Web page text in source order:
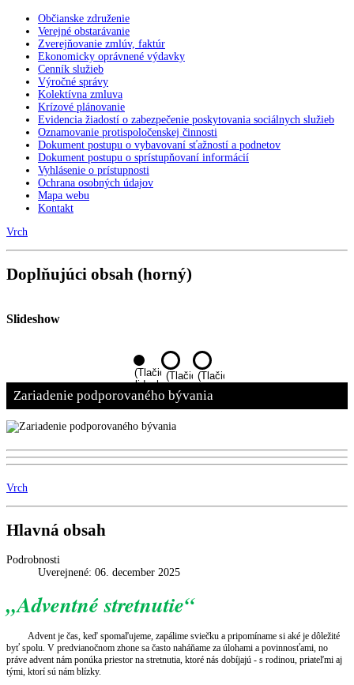
Občianske združenie
Verejné obstarávanie
Zverejňovanie zmlúv, faktúr
Ekonomicky oprávnené výdavky
Cenník služieb
Výročné správy
Kolektívna zmluva
Krízové plánovanie
Evidencia žiadostí o zabezpečenie poskytovania sociálnych služieb
Oznamovanie protispoločenskej činnosti
Dokument postupu o vybavovaní sťažností a podnetov
Dokument postupu o sprístupňovaní informácií
Vyhlásenie o prístupnosti
Ochrana osobných údajov
Mapa webu
Kontakt
Vrch
Doplňujúci obsah (horný)
Slideshow
Zariadenie podporovaného bývania
(Tlačidlo
slideshow)
Zariadenie sociálnych služieb Maňa
(Tlačidlo
slideshow)
Naša chalúpka v Hiadeli
(Tlačidlo
slideshow)
Zariadenie podporovaného bývania
Vrch
Hlavná obsah
Podrobnosti
Uverejnené: 06. december 2025
„Adventné stretnutie“
Advent je čas, keď spomaľujeme, zapálime sviečku a pripomíname si aké je dôležité
byť spolu. V predvianočnom zhone sa často naháňame za úlohami a povinnosťami, no
práve advent nám ponúka priestor na stretnutia, ktoré nás dobíjajú - s rodinou, priateľmi aj
tými, ktorí sú nám blízky.